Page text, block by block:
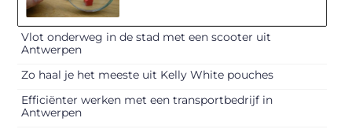
Vlot onderweg in de stad met een scooter uit
Antwerpen
Zo haal je het meeste uit Kelly White pouches
Efficiënter werken met een transportbedrijf in
Antwerpen